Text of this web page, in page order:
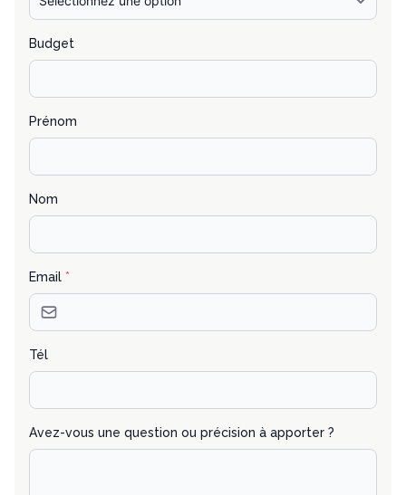
Budget
Prénom
Nom
Email *
Tél
Avez-vous une question ou précision à apporter ?